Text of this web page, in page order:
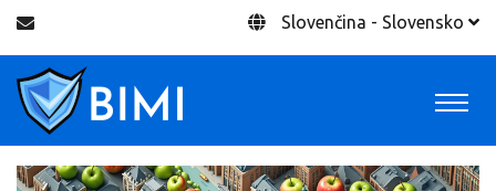
Slovenčina - Slovensko